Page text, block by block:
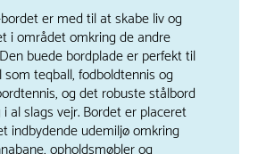
er med til at skabe liv og
i området omkring de andre
buede bordplade er perfekt til
som teqball, fodboldtennis og
og det robuste stålbord
al slags vejr. Bordet er placeret
indbydende udemiljø omkring